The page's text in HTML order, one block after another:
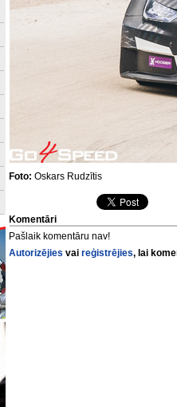
Foto: Oskars Rudzītis
Komentāri
Pašlaik komentāru nav!
Autorizējies vaireģistrējies, lai